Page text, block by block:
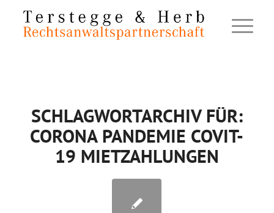
SCHLAGWORTARCHIV FÜR:
CORONA PANDEMIE COVIT-
19 MIETZAHLUNGEN